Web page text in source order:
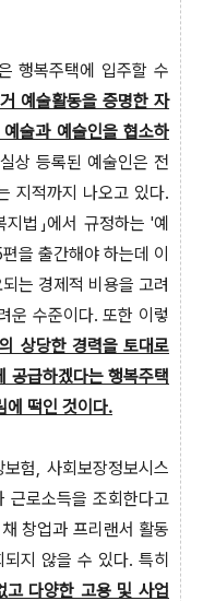
행복주택에 입주할 수
거 예술활동을 증명한 자
예술과 예술인을 협소하
상 등록된 예술인은 전
지적까지 나오고 있다.
법」에서 규정하는 '예
을 출간해야 하는데 이
는 경제적 비용을 고려
운 수준이다. 또한 이렇
상당한 경력을 토대로
공급하겠다는 행복주택
에 떡인 것이다.
험, 사회보장정보시스
근로소득을 조회한다고
창업과 프리랜서 활동
지 않을 수 있다. 특히
고 다양한 고용 및 사업